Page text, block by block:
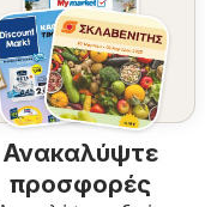
Ανακαλύψτε
προσφορές